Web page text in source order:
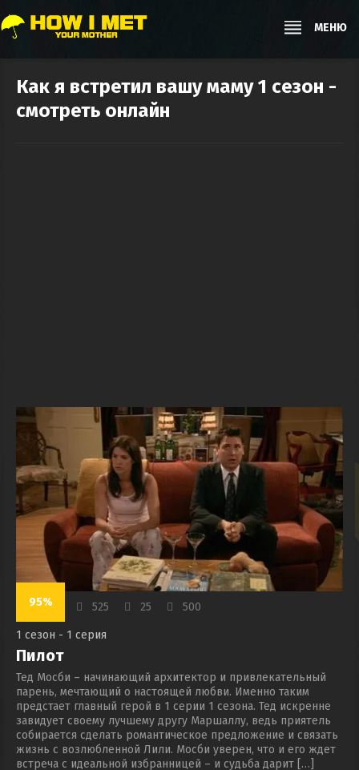
МЕНЮ
Как я встретил вашу маму 1 сезон -
смотреть онлайн
95% 525 25 500
1 сезон - 1 серия
Пилот
Тед Мосби – начинающий архитектор и привлекательный
парень, мечтающий о настоящей любви. Именно таким
предстает главный герой в 1 серии 1 сезона. Тед искренне
завидует своему лучшему другу Маршаллу, ведь приятель
собирается сделать романтическое предложение и связать
жизнь с возлюбленной Лили. Мосби уверен, что и его ждет
встреча с идеальной избранницей – и судьба дарит […]